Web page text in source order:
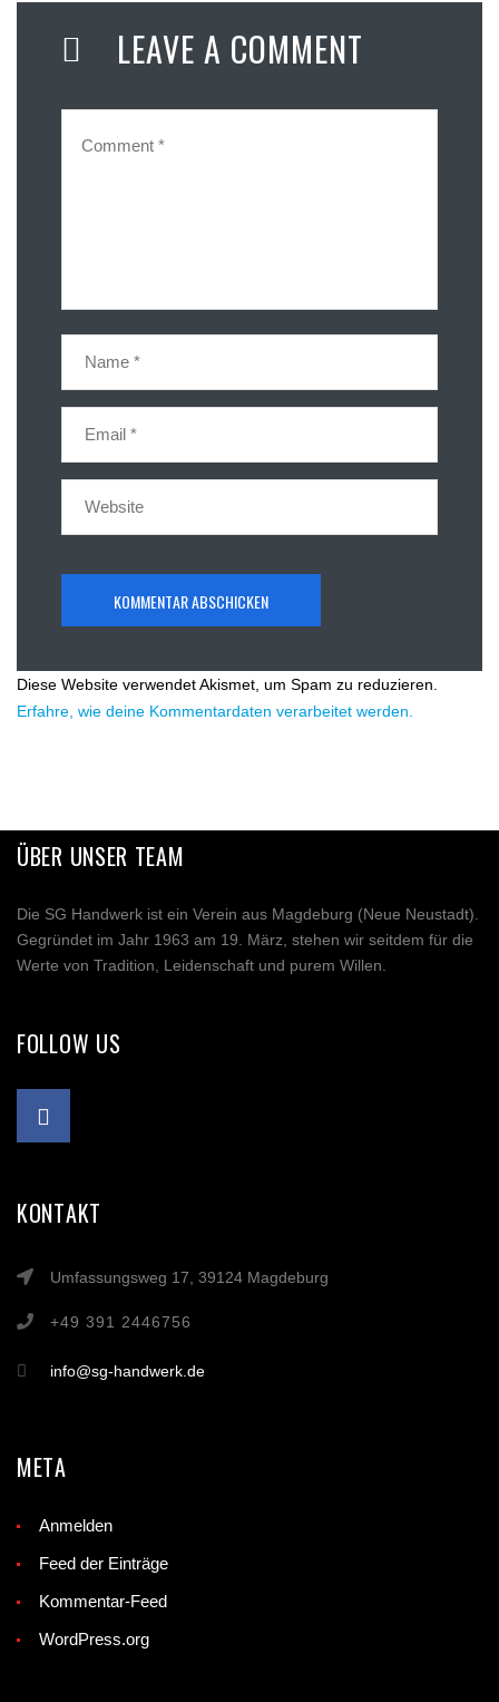
LEAVE A COMMENT
Diese Website verwendet Akismet, um Spam zu reduzieren.
Erfahre, wie deine Kommentardaten verarbeitet werden.
ÜBER UNSER TEAM
Die SG Handwerk ist ein Verein aus Magdeburg (Neue Neustadt).
Gegründet im Jahr 1963 am 19. März, stehen wir seitdem für die
Werte von Tradition, Leidenschaft und purem Willen.
FOLLOW US
KONTAKT
Umfassungsweg 17, 39124 Magdeburg
+49 391 2446756
info@sg-handwerk.de
META
Anmelden
Feed der Einträge
Kommentar-Feed
WordPress.org